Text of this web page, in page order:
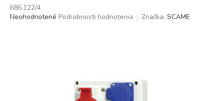
686.122/4
Priemerné
Neohodnotené Podrobnosti hodnotenia Značka: SCAME